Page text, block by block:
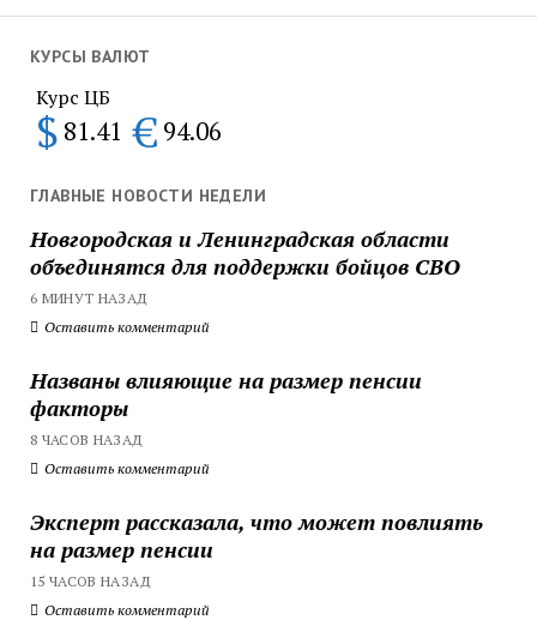
КУРСЫ ВАЛЮТ
Курс ЦБ
$ 81.41 € 94.06
ГЛАВНЫЕ НОВОСТИ НЕДЕЛИ
Новгородская и Ленинградская области
объединятся для поддержки бойцов СВО
6 МИНУТ НАЗАД
Оставить комментарий
Названы влияющие на размер пенсии
факторы
8 ЧАСОВ НАЗАД
Оставить комментарий
Эксперт рассказала, что может повлиять
на размер пенсии
15 ЧАСОВ НАЗАД
Оставить комментарий